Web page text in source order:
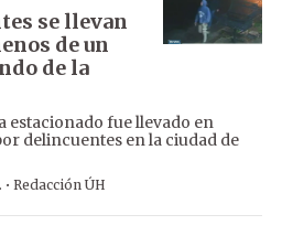
se llevan
de un
de la
estacionado fue llevado en
delincuentes en la ciudad de
· Redacción ÚH